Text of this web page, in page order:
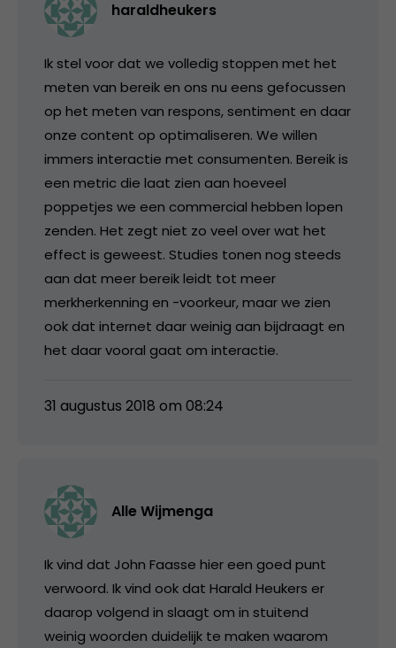
haraldheukers
Ik stel voor dat we volledig stoppen met het
meten van bereik en ons nu eens gefocussen
op het meten van respons, sentiment en daar
onze content op optimaliseren. We willen
immers interactie met consumenten. Bereik is
een metric die laat zien aan hoeveel
poppetjes we een commercial hebben lopen
zenden. Het zegt niet zo veel over wat het
effect is geweest. Studies tonen nog steeds
aan dat meer bereik leidt tot meer
merkherkenning en -voorkeur, maar we zien
ook dat internet daar weinig aan bijdraagt en
het daar vooral gaat om interactie.
31 augustus 2018 om 08:24
Alle Wijmenga
Ik vind dat John Faasse hier een goed punt
verwoord. Ik vind ook dat Harald Heukers er
daarop volgend in slaagt om in stuitend
weinig woorden duidelijk te maken waarom